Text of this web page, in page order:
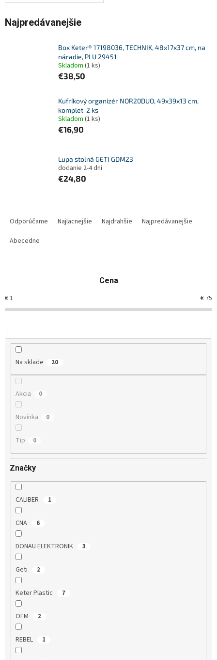
Najpredávanejšie
Box Keter® 17198036, TECHNIK, 48x17x37 cm, na
náradie, PLU 29451
Skladom (1 ks)
€38,50
Kufríkový organizér NOR20DUO, 49x39x13 cm,
komplet-2 ks
Skladom (1 ks)
€16,90
Lupa stolná GETI GDM23
dodanie 2-4 dni
€24,80
r
o
u
k
Odporúčame Najlacnejšie Najdrahšie
Najpredávanejšie
Abecedne
Cena
€1 € 75
Na sklade 20
Akcia 0
Novinka 0
Tip 0
Značky
CALIBER 1
CNA 6
DONAU ELEKTRONIK 3
Geti 2
Keter Plastic 7
OEM 2
REBEL 1